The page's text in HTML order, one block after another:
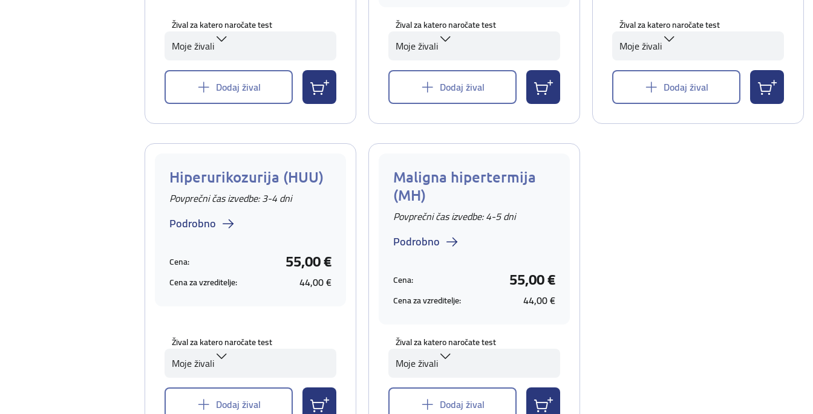
Žival za katero naročate test
Moje živali
Dodaj žival
Žival za katero naročate test
Moje živali
Dodaj žival
Žival za katero naročate test
Moje živali
Dodaj žival
Hiperurikozurija (HUU)
Povprečni čas izvedbe: 3-4 dni
Podrobno
Cena: 55,00 €
Cena za vzreditelje: 44,00 €
Žival za katero naročate test
Moje živali
Dodaj žival
Maligna hipertermija
(MH)
Povprečni čas izvedbe: 4-5 dni
Podrobno
Cena: 55,00 €
Cena za vzreditelje: 44,00 €
Žival za katero naročate test
Moje živali
Dodaj žival